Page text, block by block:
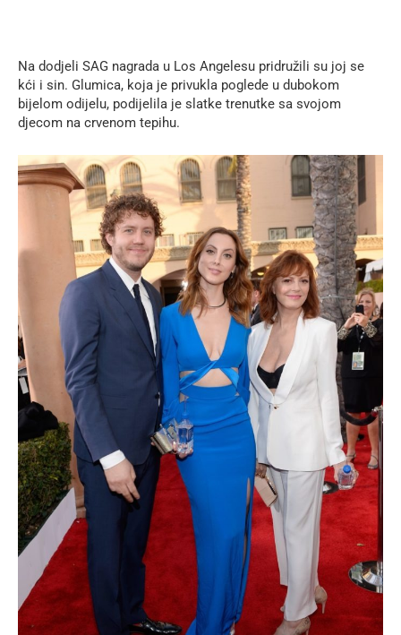
Na dodjeli SAG nagrada u Los Angelesu pridružili su joj se
kći i sin. Glumica, koja je privukla poglede u dubokom
bijelom odijelu, podijelila je slatke trenutke sa svojom
djecom na crvenom tepihu.